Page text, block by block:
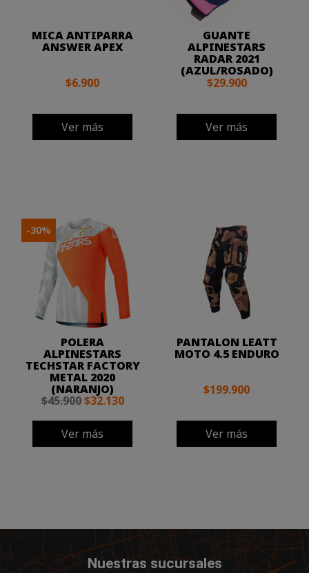
MICA ANTIPARRA
ANSWER APEX
$6.900
Ver más
GUANTE
ALPINESTARS
RADAR 2021
(AZUL/ROSADO)
$29.900
Ver más
POLERA
ALPINESTARS
TECHSTAR FACTORY
METAL 2020
(NARANJO)
$45.900 $32.130
Ver más
-30%
PANTALON LEATT
MOTO 4.5 ENDURO
$199.900
Ver más
Nuestras sucursales